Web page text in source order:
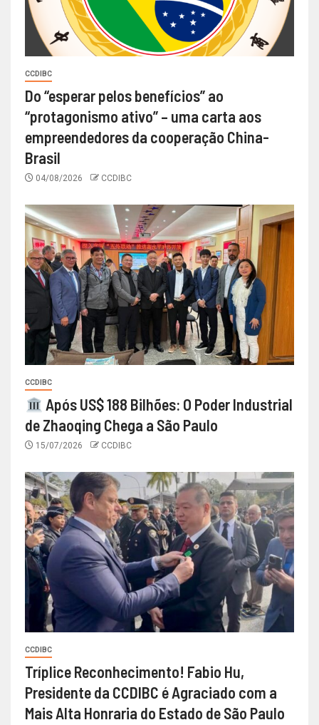
CCDIBC
Do “esperar pelos benefícios” ao
“protagonismo ativo” – uma carta aos
empreendedores da cooperação China-
Brasil
04/08/2026 CCDIBC
CCDIBC
Após US$ 188 Bilhões: O Poder Industrial
de Zhaoqing Chega a São Paulo
15/07/2026 CCDIBC
CCDIBC
Tríplice Reconhecimento! Fabio Hu,
Presidente da CCDIBC é Agraciado com a
Mais Alta Honraria do Estado de São Paulo